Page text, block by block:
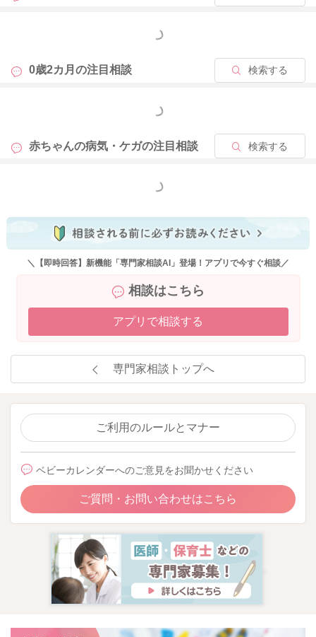
もっと見る
0歳2カ月の注目相談 検索する
もっと見る
赤ちゃんの病気・ケガの注目相談 検索する
もっと見る
＼【即時回答】新機能「専門家相談AI」登場！アプリで今すぐ相談／
相談はこちら
アプリで相談する
専門家相談トップへ
ご利用のルールとマナー
ベビーカレンダーへのご意見をお聞かせください
ご質問・お問い合わせはこちら